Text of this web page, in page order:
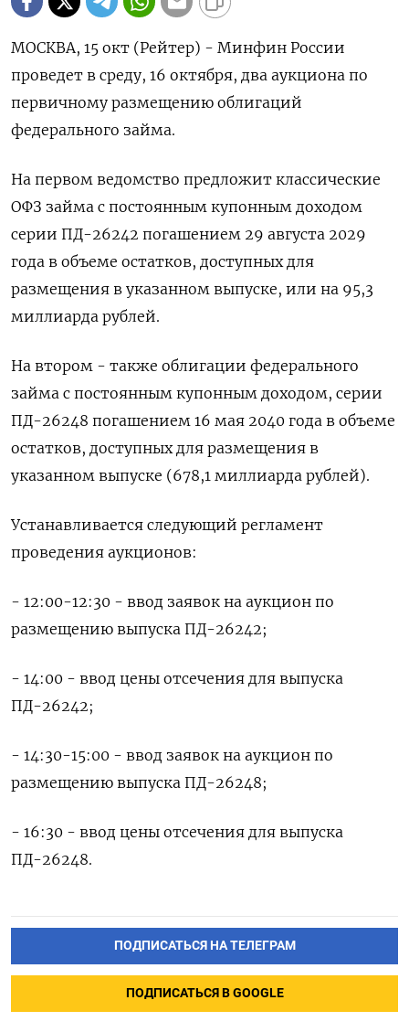
МОСКВА, 15 окт (Рейтер) - Минфин России
проведет в среду, 16 октября, два аукциона по
первичному размещению облигаций
федерального займа.
На первом ведомство предложит классические
ОФЗ займа с постоянным купонным доходом
серии ПД-26242 погашением 29 августа 2029
года в объеме остатков, доступных для
размещения в указанном выпуске, или на 95,3
миллиарда рублей.
На втором - также облигации федерального
займа с постоянным купонным доходом, серии
ПД-26248 погашением 16 мая 2040 года в объеме
остатков, доступных для размещения в
указанном выпуске (678,1 миллиарда рублей).
Устанавливается следующий регламент
проведения аукционов:
- 12:00-12:30 - ввод заявок на аукцион по
размещению выпуска ПД-26242;
- 14:00 - ввод цены отсечения для выпуска
ПД-26242;
- 14:30-15:00 - ввод заявок на аукцион по
размещению выпуска ПД-26248;
- 16:30 - ввод цены отсечения для выпуска
ПД-26248.
ПОДПИСАТЬСЯ НА ТЕЛЕГРАМ
ПОДПИСАТЬСЯ В GOOGLE